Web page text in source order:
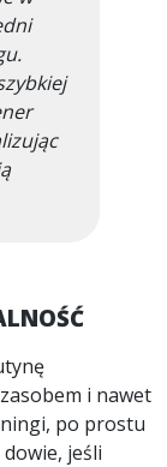
i nawet
po prostu
jeśli